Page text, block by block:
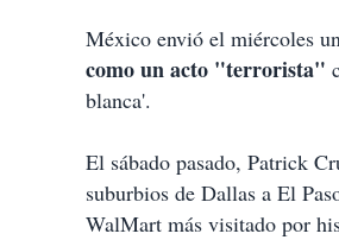
México envió el miércoles
como un acto "terrorista"
blanca'.
El sábado pasado, Patrick
suburbios de Dallas a El
WalMart más visitado por